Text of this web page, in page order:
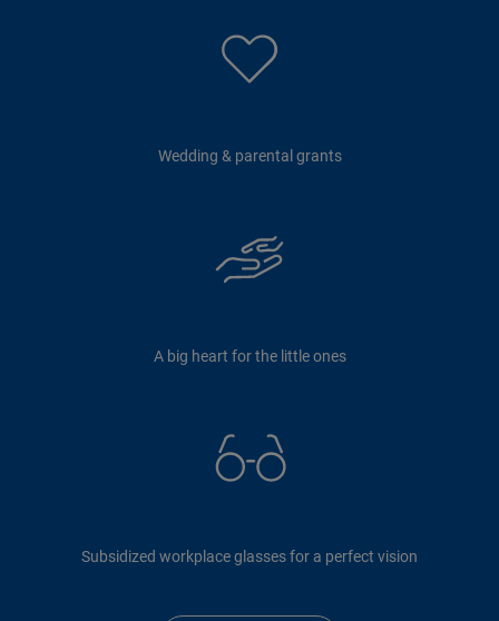
Wedding & parental grants
A big heart for the little ones
Subsidized workplace glasses for a perfect vision